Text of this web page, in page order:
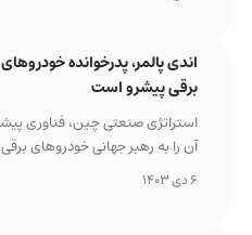
اندی پالمر، پدرخوانده
برقی پیشرو است
استراتژی صنعتی چین، فناوری
آن را به رهبر جهانی خودروهای برقی